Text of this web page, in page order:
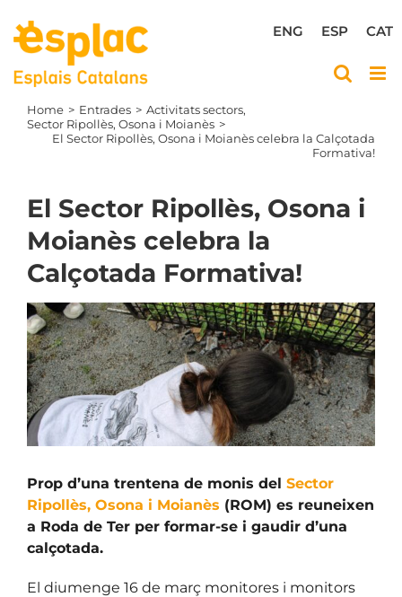
content
CAT
ESP
ENG
Home Entrades
Activitats sectors
Sector Ripollès, Osona i Moianès
El Sector Ripollès, Osona i Moianès celebra la Calçotada
Formativa!
El Sector Ripollès, Osona i
Moianès celebra la
Calçotada Formativa!
View
Larger
Image
Prop d’una trentena de monis del Sector
Ripollès, Osona i Moianès (ROM) es reuneixen
a Roda de Ter per formar-se i gaudir d’una
calçotada.
El diumenge 16 de març monitores i monitors